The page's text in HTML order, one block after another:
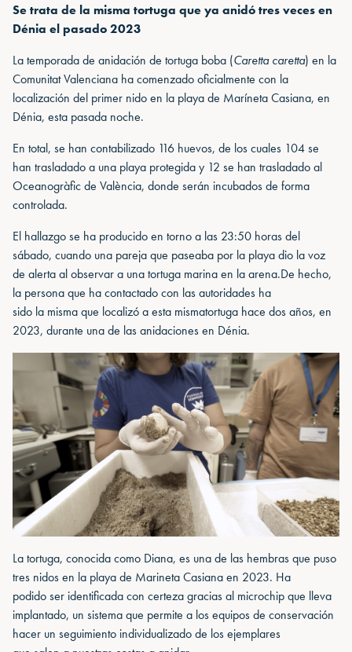
Se trata de la misma tortuga que ya anidó tres veces en
Dénia el pasado 2023
La temporada de anidación de tortuga boba (Caretta caretta) en la
Comunitat Valenciana ha comenzado oficialmente con la
localización del primer nido en la playa de Maríneta Casiana, en
Dénia, esta pasada noche.
En total, se han contabilizado 116 huevos, de los cuales 104 se
han trasladado a una playa protegida y 12 se han trasladado al
Oceanogràfic de València, donde serán incubados de forma
controlada.
El hallazgo se ha producido en torno a las 23:50 horas del
sábado, cuando una pareja que paseaba por la playa dio la voz
de alerta al observar a una tortuga marina en la arena.De hecho,
la persona que ha contactado con las autoridades ha
sido la misma que localizó a esta mismatortuga hace dos años, en
2023, durante una de las anidaciones en Dénia.
La tortuga, conocida como Diana, es una de las hembras que puso
tres nidos en la playa de Marineta Casiana en 2023. Ha
podido ser identificada con certeza gracias al microchip que lleva
implantado, un sistema que permite a los equipos de conservación
hacer un seguimiento individualizado de los ejemplares